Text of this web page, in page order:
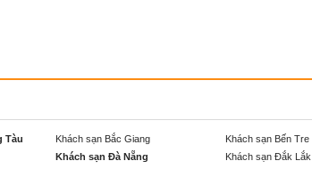
Tàu Khách sạn Bắc Giang Khách sạn Bến Tre
Khách sạn Đà Nẵng Khách sạn Đắk Lắk